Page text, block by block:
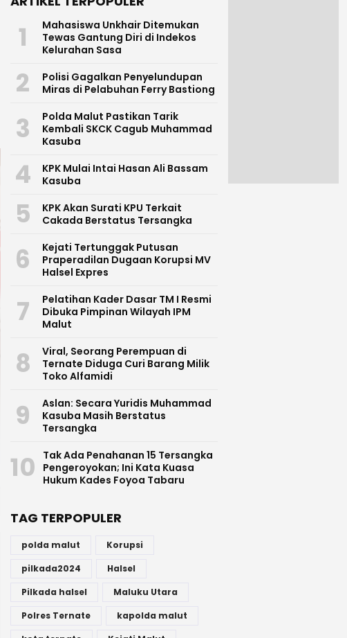
1
Mahasiswa Unkhair Ditemukan
Tewas Gantung Diri di Indekos
Kelurahan Sasa
2
Polisi Gagalkan Penyelundupan
Miras di Pelabuhan Ferry Bastiong
3
Polda Malut Pastikan Tarik
Kembali SKCK Cagub Muhammad
Kasuba
4
KPK Mulai Intai Hasan Ali Bassam
Kasuba
5
KPK Akan Surati KPU Terkait
Cakada Berstatus Tersangka
6
Kejati Tertunggak Putusan
Praperadilan Dugaan Korupsi MV
Halsel Expres
7
Pelatihan Kader Dasar TM I Resmi
Dibuka Pimpinan Wilayah IPM
Malut
8
Viral, Seorang Perempuan di
Ternate Diduga Curi Barang Milik
Toko Alfamidi
9
Aslan: Secara Yuridis Muhammad
Kasuba Masih Berstatus
Tersangka
10
Tak Ada Penahanan 15 Tersangka
Pengeroyokan; Ini Kata Kuasa
Hukum Kades Foyoa Tabaru
TAG TERPOPULER
polda malut
Korupsi
pilkada2024
Halsel
Pilkada halsel
Maluku Utara
Polres Ternate
kapolda malut